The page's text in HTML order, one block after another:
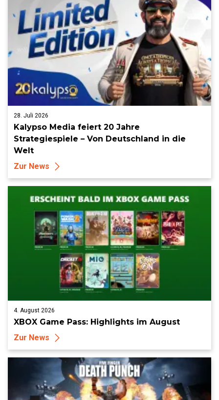
28. Juli 2026
Kalypso Media feiert 20 Jahre
Strategiespiele – Von Deutschland in die
Welt
Zur News
4. August 2026
XBOX Game Pass: Highlights im August
Zur News